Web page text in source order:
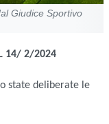
Giudice Sportivo
14/ 2/2024
state deliberate le